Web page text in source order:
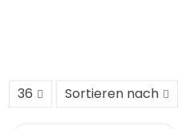
36 Sortieren nach